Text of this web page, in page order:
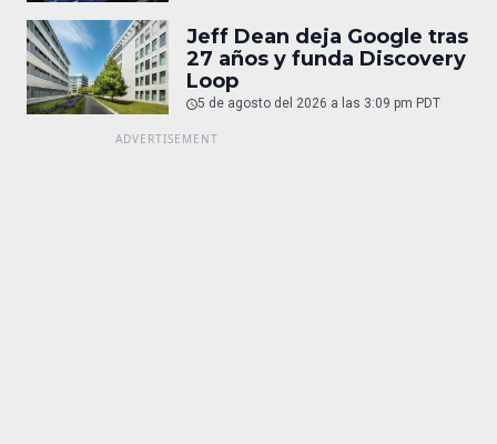
Jeff Dean deja Google tras
27 años y funda Discovery
Loop
5 de agosto del 2026 a las 3:09 pm PDT